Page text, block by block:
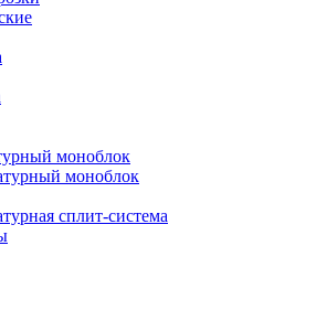
моноблок
моноблок
сплит-система